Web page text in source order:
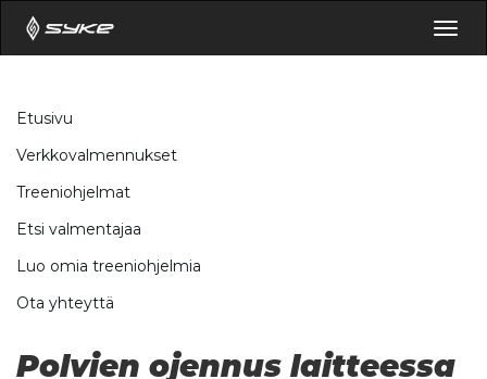
Etusivu
Verkkovalmennukset
Treeniohjelmat
Etsi valmentajaa
Luo omia treeniohjelmia
Ota yhteyttä
Polvien ojennus laitteessa